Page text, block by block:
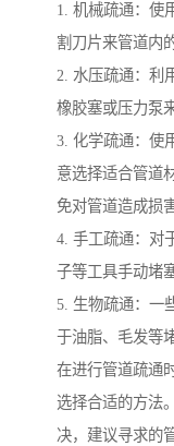
1. 机械疏通：使
割刀片来管道内
2. 水压疏通：利
橡胶塞或压力泵
3. 化学疏通：使
意选择适合管道
免对管道造成损害
4. 手工疏通：对
子等工具手动堵
5. 生物疏通：一
于油脂、毛发等
在进行管道疏通
选择合适的方法
决，建议寻求的